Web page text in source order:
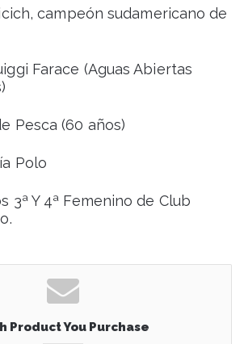
campeón sudamericano de
Farace (Aguas Abiertas
Pesca (60 años)
Polo
3ª Y 4ª Femenino de Club
Product You Purchase